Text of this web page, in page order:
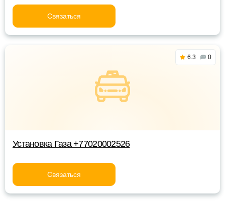
Связаться
6.3 0
Установка Газа +77020002526
Связаться